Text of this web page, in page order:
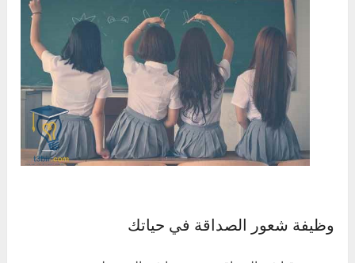
وظيفة شعور الصداقة في حياتك